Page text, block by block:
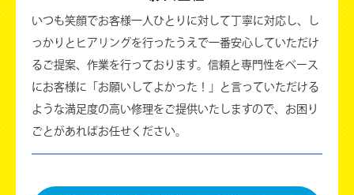
いつも笑顔でお客様一人ひとりに対して丁寧に対応し、し
っかりとヒアリングを行ったうえで一番安心していただけ
るご提案、作業を行っております。信頼と専門性をベース
にお客様に「お願いしてよかった！」と言っていただける
ような満足度の高い修理をご提供いたしますので、お困り
ごとがあればお任せください。